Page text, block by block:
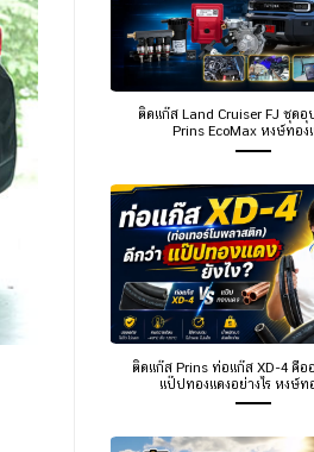
ติดแก๊ส Land Cruiser FJ ชุด
Prins EcoMax หงษ์ทอง
ติดแก๊ส Prins ท่อแก๊ส XD-4 คืออ
แป๊ปทองแดงอย่างไร หงษ์ท